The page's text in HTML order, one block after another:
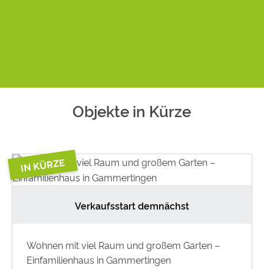
Objekte in Kürze
Verkaufsstart demnächst
Wohnen mit viel Raum und großem Garten –
Einfamilienhaus in Gammertingen